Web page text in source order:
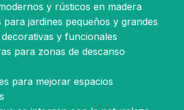
y rústicos en madera
para jardines pequeños y grandes
y funcionales
para zonas de descanso
para mejorar espacios